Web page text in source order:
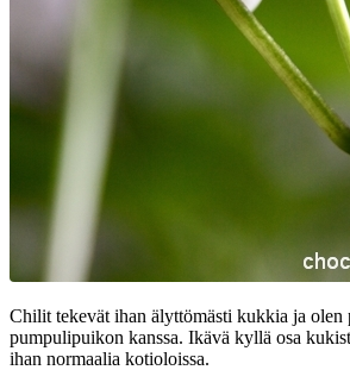
Chilit tekevät ihan älyttömästi kukkia ja olen
pumpulipuikon kanssa. Ikävä kyllä osa
ihan normaalia kotioloissa.